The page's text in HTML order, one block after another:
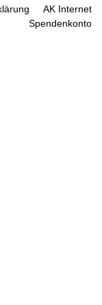
AK Internet
Spendenkonto